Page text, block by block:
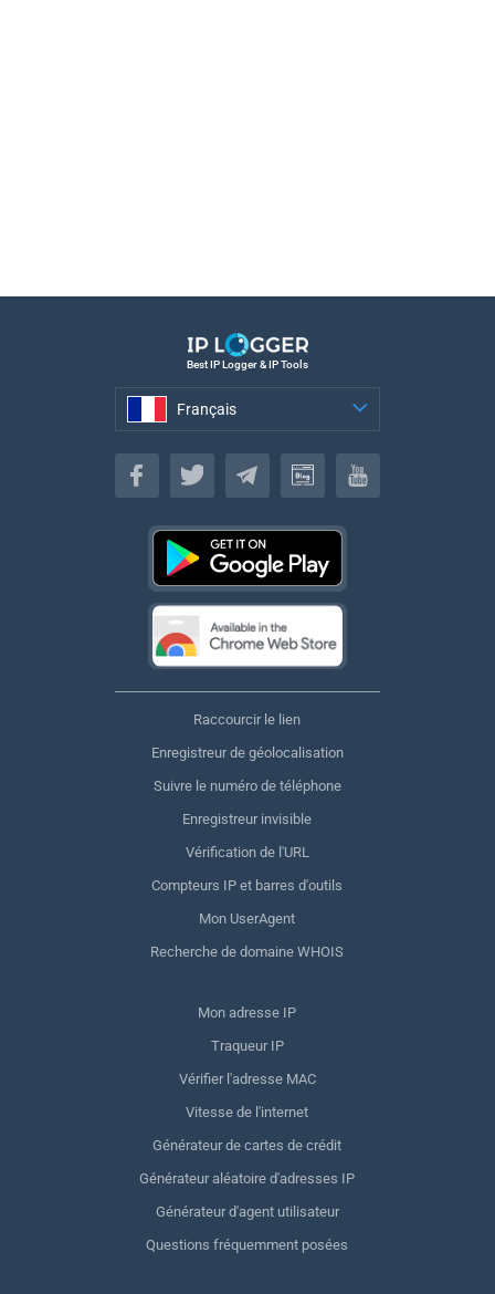
Best IP Logger & IP Tools
Français
Français
Raccourcir le lien
Enregistreur de géolocalisation
Suivre le numéro de téléphone
Enregistreur invisible
Vérification de l'URL
Compteurs IP et barres d'outils
Mon UserAgent
Recherche de domaine WHOIS
Mon adresse IP
Traqueur IP
Vérifier l'adresse MAC
Vitesse de l'internet
Générateur de cartes de crédit
Générateur aléatoire d'adresses IP
Générateur d'agent utilisateur
Questions fréquemment posées